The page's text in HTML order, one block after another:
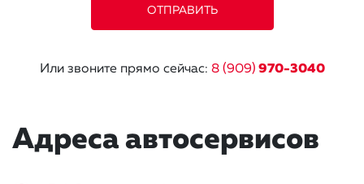
Или звоните прямо сейчас: 8 (909) 970-3040
Адреса автосервисов